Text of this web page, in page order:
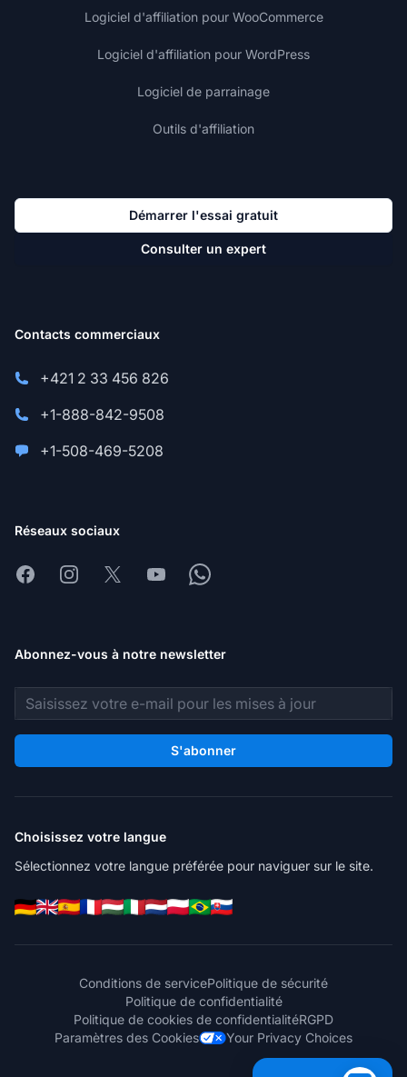
Logiciel d'affiliation pour WooCommerce
Logiciel d'affiliation pour WordPress
Logiciel de parrainage
Outils d'affiliation
Démarrer l'essai gratuit
Consulter un expert
Contacts commerciaux
+421 2 33 456 826
+1-888-842-9508
+1-508-469-5208
Réseaux sociaux
FacebookInstagram
X YoutubeWhatsapp
Abonnez-vous à notre newsletter
Adresse e-mail
S'abonner
Choisissez votre langue
Sélectionnez votre langue préférée pour naviguer sur le site.
Conditions de servicePolitique de sécurité
Politique de confidentialité
Politique de cookies de confidentialitéRGPD
Paramètres des Cookies
Your Privacy Choices